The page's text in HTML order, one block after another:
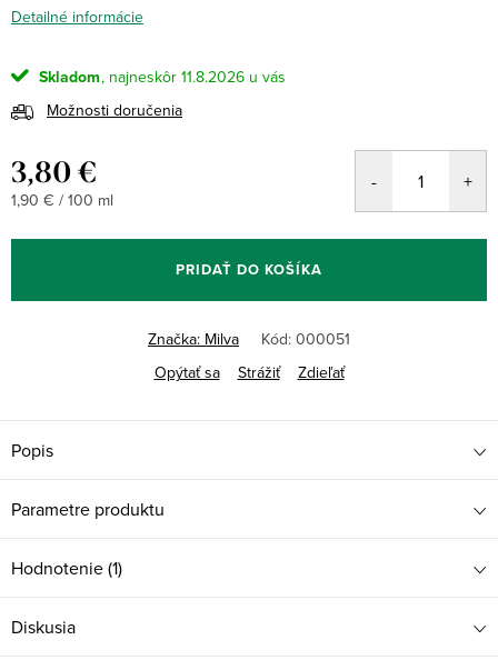
Detailné informácie
Skladom
11.8.2026
Možnosti doručenia
3,80 €
Jednotková
1,90 € / 100 ml
PRIDAŤ DO KOŠÍKA
Značka: Milva Kód: 000051
Opýtať sa
Strážiť Zdieľať
Popis
Parametre produktu
Hodnotenie (1)
Diskusia